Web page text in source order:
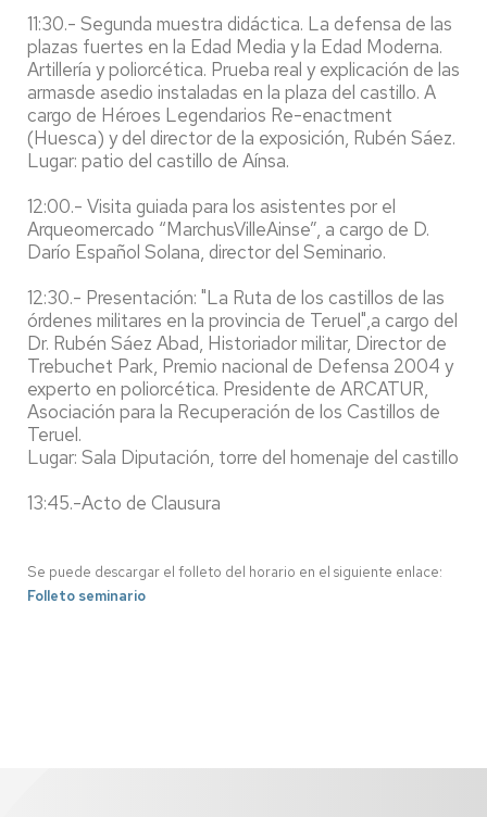
11:30.- Segunda muestra didáctica. La defensa de las
plazas fuertes en la Edad Media y la Edad Moderna.
Artillería y poliorcética. Prueba real y explicación de las
armasde asedio instaladas en la plaza del castillo. A
cargo de Héroes Legendarios Re-enactment
(Huesca) y del director de la exposición, Rubén Sáez.
Lugar: patio del castillo de Aínsa.
12:00.- Visita guiada para los asistentes por el
Arqueomercado “MarchusVilleAinse”, a cargo de D.
Darío Español Solana, director del Seminario.
12:30.- Presentación: "La Ruta de los castillos de las
órdenes militares en la provincia de Teruel",a cargo del
Dr. Rubén Sáez Abad, Historiador militar, Director de
Trebuchet Park, Premio nacional de Defensa 2004 y
experto en poliorcética. Presidente de ARCATUR,
Asociación para la Recuperación de los Castillos de
Teruel.
Lugar: Sala Diputación, torre del homenaje del castillo de
13:45.-Acto de Clausura
Se puede descargar el folleto del horario en el siguiente enlace:
Folleto seminario